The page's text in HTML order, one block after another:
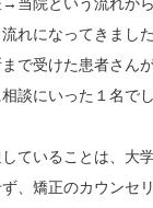
になってきました
で受けた患者さん
談にいった１名でし
ていることは、大
、矯正のカウンセ